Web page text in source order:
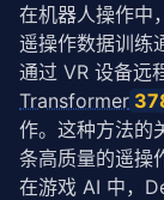
在机器人操作中
遥操作数据训练
Transformer
作。这种方法
条高质量的遥操
在游戏 AI 中，